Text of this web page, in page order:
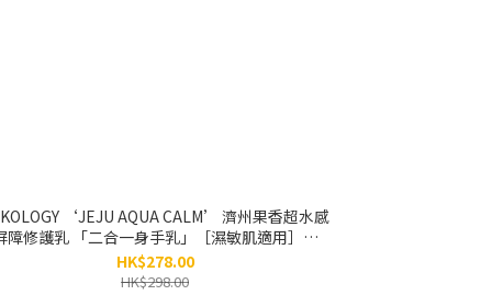
‘JEJU AQUA CALM’ 濟州果香超水感
障修護乳 「二合一身手乳」［濕敏肌適用］｜
GMP大廠生產（身體及手部敏感肌適用）
（200ML）
HK$278.00
HK$298.00